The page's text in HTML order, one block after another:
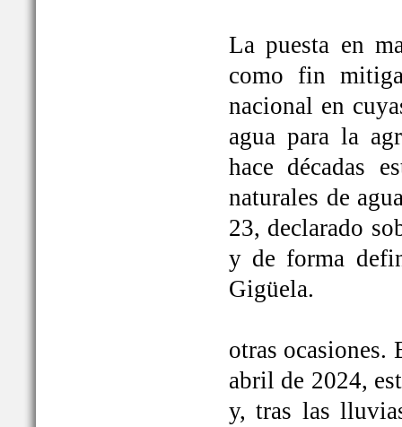
La puesta en
como fin
nacional en
agua para la
hace décadas
naturales de
23, declarado
y de forma
Gigüela.
otras ocasiones.
abril de 2024,
y, tras las